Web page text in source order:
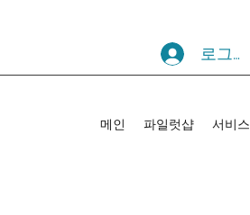
로그인
메인 파일럿샵 서비스